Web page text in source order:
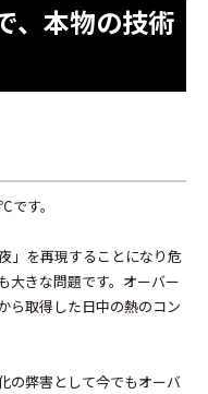
、本物の技術
す。
」を再現することになり危
大きな問題です。オーバー
ら取得した日中の熱のコン
の弊害として今でもオーバ